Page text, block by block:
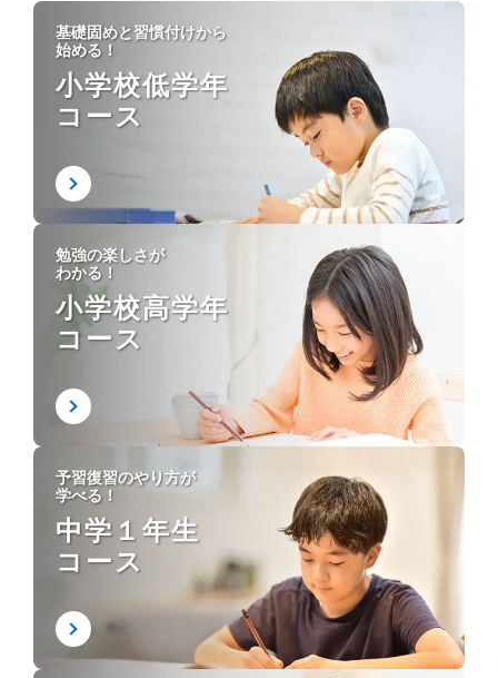
基礎固めと習慣付けから
始める！
小学校低学年
コース
勉強の楽しさが
わかる！
小学校高学年
コース
予習復習のやり方が
学べる！
中学１年生
コース